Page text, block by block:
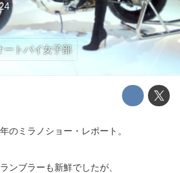
ートバイ女子部
のミラノショー・レポート。
ンブラーも新鮮でしたが、